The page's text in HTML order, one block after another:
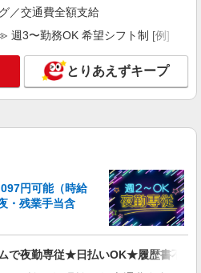
年始手当：380円/時 賞与年2回
） 昇給年1回（4月） 特別報酬：平均
当は試用期間中(3ヶ月)は支給なし
詳細を見る
テイ 介護スタッフ
詳細を見る
テイ 介護スタッフ
／交通費全額支給
週3〜勤務OK 希望シフト制 [例] ・
とりあえずキープ
円可能（時給
・残業手当含
で夜勤専従★日払いOK★履歴書不要